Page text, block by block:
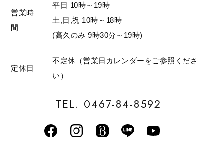
営業時
間
平日 10時～19時
土,日,祝 10時～18時
(高久のみ 9時30分～19時)
定休日
不定休（営業日カレンダー をご参照くださ
い）
TEL. 0467-84-8592